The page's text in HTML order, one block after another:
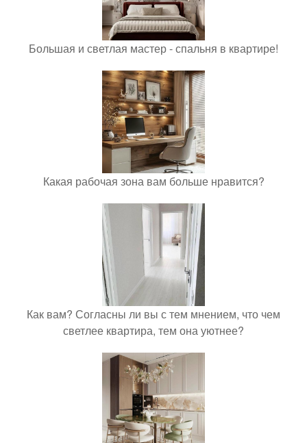
Большая и светлая мастер - спальня в квартире!
Какая рабочая зона вам больше нравится?
Как вам? Согласны ли вы с тем мнением, что чем
светлее квартира, тем она уютнее?